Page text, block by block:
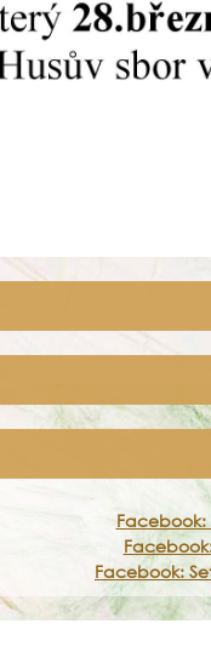
Facebook:
Facebook: